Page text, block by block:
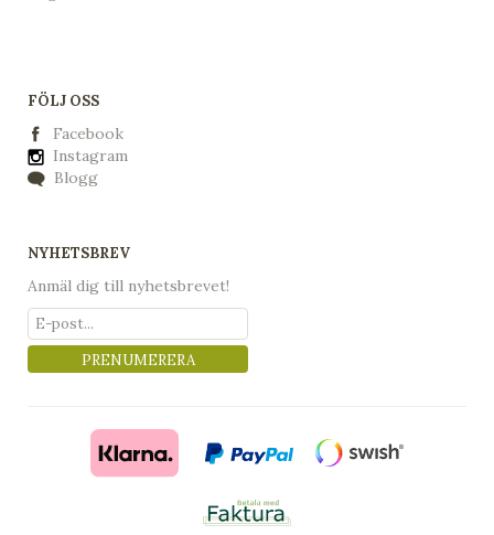
FÖLJ OSS
Facebook
Instagram
Blogg
NYHETSBREV
Anmäl dig till nyhetsbrevet!
PRENUMERERA